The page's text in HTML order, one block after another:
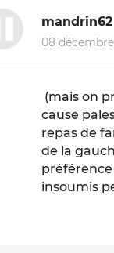
mandrin62
08
(mais on
cause
repas de
de la
insoumis